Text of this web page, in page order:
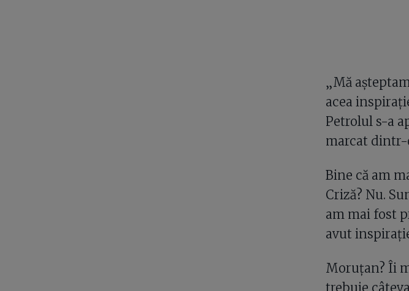
„Mă
acea
Petrolul s-a
marcat dintr-
Bine că am
Criză? Nu.
am mai fost
avut
Moruțan? Îi